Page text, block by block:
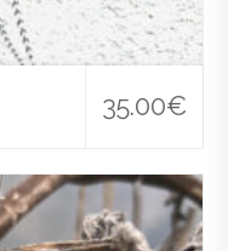
35.00€